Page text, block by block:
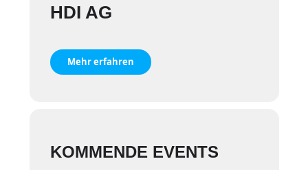
HDI AG
Mehr erfahren
KOMMENDE EVENTS